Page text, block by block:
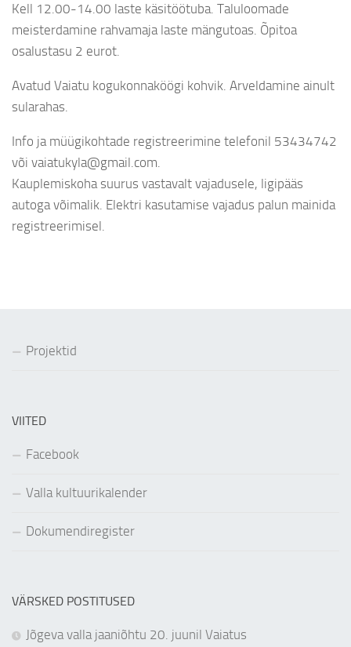
Kell 12.00-14.00 laste käsitöötuba. Taluloomade
meisterdamine rahvamaja laste mängutoas. Õpitoa
osalustasu 2 eurot.
Avatud Vaiatu kogukonnaköögi kohvik. Arveldamine ainult
sularahas.
Info ja müügikohtade registreerimine telefonil 53434742
või vaiatukyla@gmail.com.
Kauplemiskoha suurus vastavalt vajadusele, ligipääs
autoga võimalik. Elektri kasutamise vajadus palun mainida
registreerimisel.
Projektid
VIITED
Facebook
Valla kultuurikalender
Dokumendiregister
VÄRSKED POSTITUSED
Jõgeva valla jaaniõhtu 20. juunil Vaiatus